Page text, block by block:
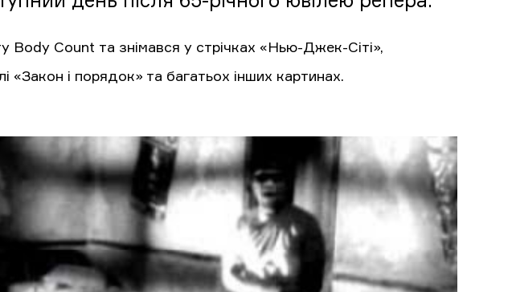
Body Count та знімався у стрічках «Нью-Джек-Сіті»,
«Закон і порядок» та багатьох інших картинах.